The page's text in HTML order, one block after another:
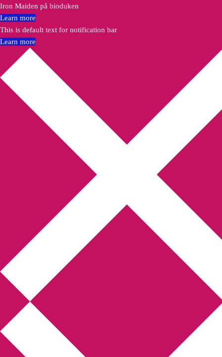
Annikas litteratur-
och kulturblogg
Iron Maiden på bioduken
Learn more
This is default text for notification bar
Learn more